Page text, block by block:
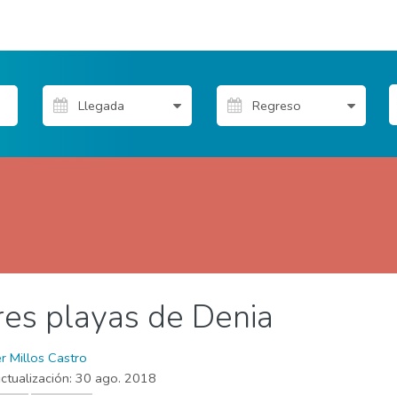
Playas
playas de Denia
Millos Castro
30 ago. 2018